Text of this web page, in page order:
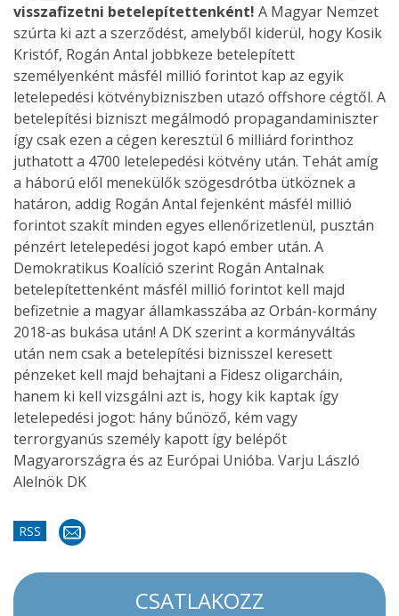
visszafizetni betelepítettenként! A Magyar Nemzet
szúrta ki azt a szerződést, amelyből kiderül, hogy Kosik
Kristóf, Rogán Antal jobbkeze betelepített
személyenként másfél millió forintot kap az egyik
letelepedési kötvénybizniszben utazó offshore cégtől. A
betelepítési bizniszt megálmodó propagandaminiszter
így csak ezen a cégen keresztül 6 milliárd forinthoz
juthatott a 4700 letelepedési kötvény után. Tehát amíg
a háború elől menekülők szögesdrótba ütköznek a
határon, addig Rogán Antal fejenként másfél millió
forintot szakít minden egyes ellenőrizetlenül, pusztán
pénzért letelepedési jogot kapó ember után. A
Demokratikus Koalíció szerint Rogán Antalnak
betelepítettenként másfél millió forintot kell majd
befizetnie a magyar államkasszába az Orbán-kormány
2018-as bukása után! A DK szerint a kormányváltás
után nem csak a betelepítési biznisszel keresett
pénzeket kell majd behajtani a Fidesz oligarcháin,
hanem ki kell vizsgálni azt is, hogy kik kaptak így
letelepedési jogot: hány bűnöző, kém vagy
terrorgyanús személy kapott így belépőt
Magyarországra és az Európai Unióba. Varju László
Alelnök DK
RSS
CSATLAKOZZ